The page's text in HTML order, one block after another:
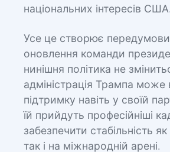
національних інтересів США.
Усе це створює
оновлення команди
нинішня політика не
адміністрація Трампа може
підтримку навіть у своїй
їй прийдуть професійніші
забезпечити стабільність
так і на міжнародній арені.